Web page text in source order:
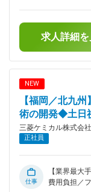
（2） 労制
台を築き、
担当業務：
検討 ・労働
応 等）への
事業の成長
織・人材課
タレントレ
ネジメント
携） ・採用
気：多様な
踏まえ会社
酬・労制・
級、グレー
の支給はご
金はあくま
求人詳細を
NEW
【福岡／北九
術の開発◆土日
三菱ケミカル株式会社
正社員
仕事
【業界最大
費用負担／フルフレックス